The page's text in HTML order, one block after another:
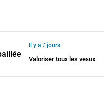
Il y a 7 jours
Valoriser tous les veaux